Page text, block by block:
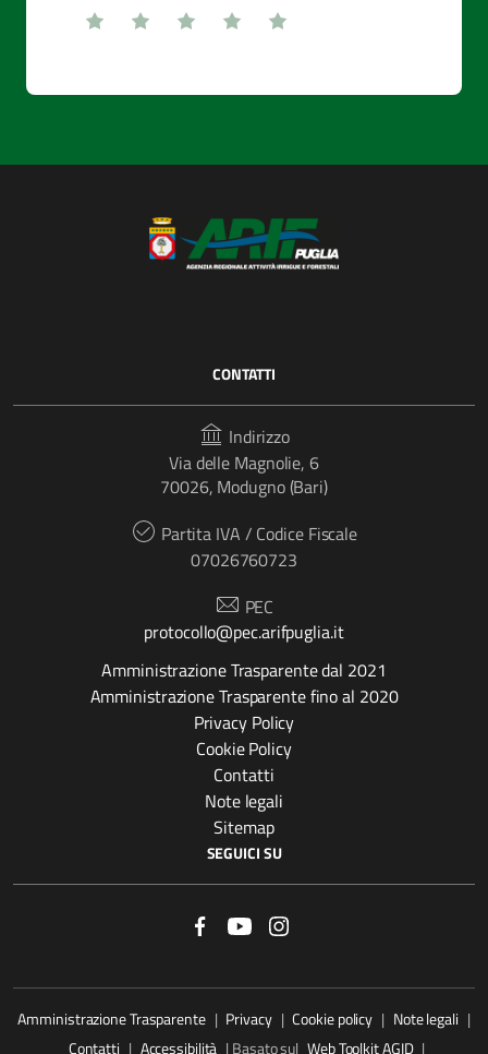
CONTATTI
SEGUICI SU
Indirizzo
Via delle Magnolie, 6
70026, Modugno (Bari)
Partita IVA / Codice Fiscale
07026760723
PEC
protocollo@pec.arifpuglia.it
Amministrazione Trasparente dal 2021
Amministrazione Trasparente fino al 2020
Privacy Policy
Cookie Policy
Contatti
Note legali
Sitemap
Amministrazione Trasparente | Privacy | Cookie policy | Note legali |
Contatti | Accessibilità | Basato sul Web Toolkit AGID |